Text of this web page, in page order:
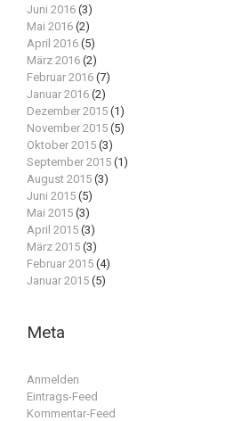
Juni 2016 (3)
Mai 2016 (2)
April 2016 (5)
März 2016 (2)
Februar 2016 (7)
Januar 2016 (2)
Dezember 2015 (1)
November 2015 (5)
Oktober 2015 (3)
September 2015 (1)
August 2015 (3)
Juni 2015 (5)
Mai 2015 (3)
April 2015 (3)
März 2015 (3)
Februar 2015 (4)
Januar 2015 (5)
Meta
Anmelden
Eintrags-Feed
Kommentar-Feed